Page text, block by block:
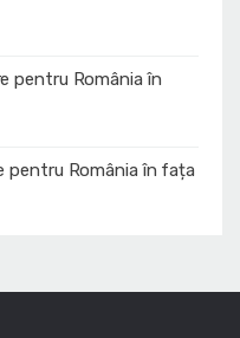
pentru România în
pentru România în fața